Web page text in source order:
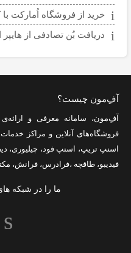
خرید از فروشگاه اُمارکت با کد 30 هزار تومانی
دریافت بُن تصادفی از
آفِ‌مون چیست؟
آفِ‌مون، سامانه معرفی و
فروشگاه‌های آنلاین و مراکز خدمات
اسنپ تریپ، اسنپ فود، چیلیوری،
فیدیبو، طاقچه ،فرادرس، فرانش،
ما را در شبکه